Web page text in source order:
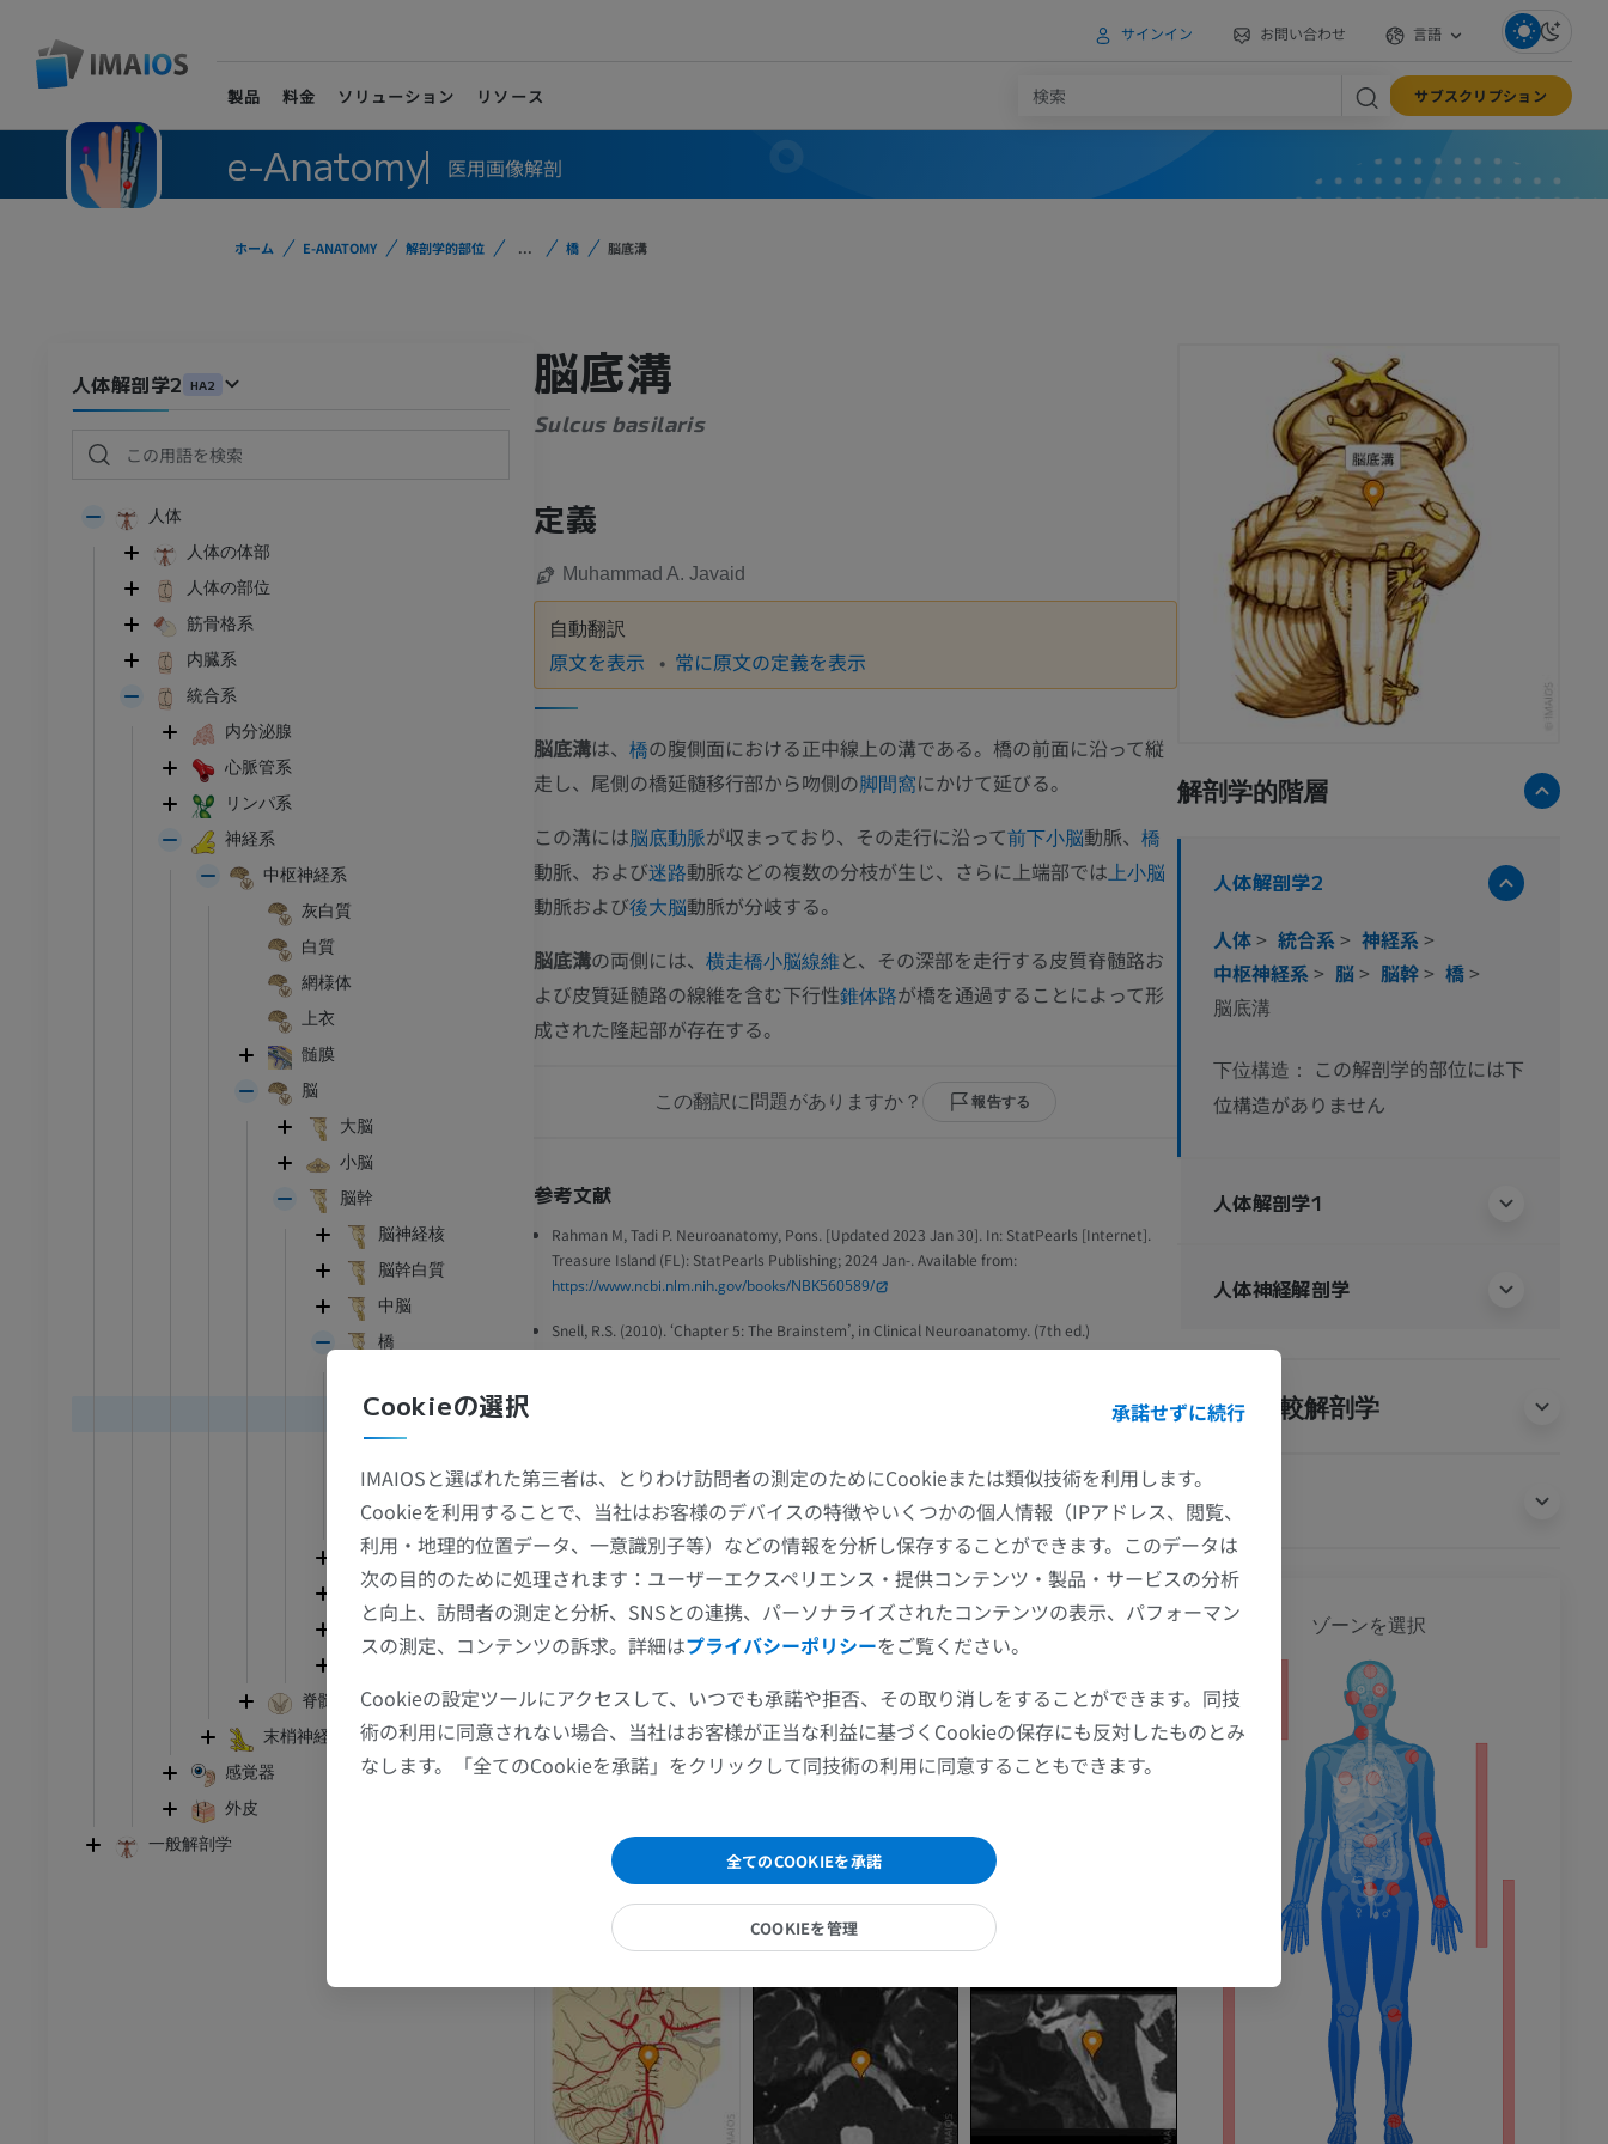
サインイン お問い合わせ 言語
製品 料金 ソリューション リソース サブスクリプション
e-Anatomy 医用画像解剖
ホーム E-ANATOMY 解剖学的部位 ... 橋 脳底溝
人体解剖学2 HA2
人体
人体の体部
人体の部位
筋骨格系
内臓系
統合系
内分泌腺
心脈管系
リンパ系
神経系
中枢神経系
灰白質
白質
網様体
上衣
髄膜
脳
大脳
小脳
脳幹
脳神経核
脳幹白質
中脳
橋
脳底溝
橋底部
橋被蓋
第四脳室
菱形窩
第四脳室蓋
脊髄
末梢神経系
感覚器
外皮
一般解剖学
脳底溝
Sulcus basilaris
定義
Muhammad A. Javaid
自動翻訳
原文を表示 常に原文の定義を表示
脳底溝は、 橋の腹側面における正中線上の溝である。橋の前面に沿って縦
走し、尾側の橋延髄移行部から吻側の脚間窩にかけて延びる。
この溝には脳底動脈が収まっており、その走行に沿って前下小脳動脈、 橋
動脈、および迷路動脈などの複数の分枝が生じ、さらに上端部では上小脳
動脈および後大脳動脈が分岐する。
脳底溝の両側には、 横走橋小脳線維と、その深部を走行する皮質脊髄路お
よび皮質延髄路の線維を含む下行性錐体路が橋を通過することによって形
成された隆起部が存在する。
この翻訳に問題がありますか？ 報告する
参考文献
Rahman M, Tadi P. Neuroanatomy, Pons. [Updated 2023 Jan 30]. In: StatPearls [Internet].
Treasure Island (FL): StatPearls Publishing; 2024 Jan-. Available from:
https://www.ncbi.nlm.nih.gov/books/NBK560589/
Snell, R.S. (2010). ‘Chapter 5: The Brainstem’, in Clinical Neuroanatomy. (7th ed.)
Philadelphia: Wolters Kluwer Health/Lippincott Williams & Wilkins, pp. 206.
解剖学的階層
人体解剖学2
人体> 統合系> 神経系>
中枢神経系> 脳> 脳幹> 橋>
脳底溝
下位構造：
この解剖学的部位には下
位構造がありません
人体解剖学1
人体神経解剖学
動物の比較解剖学
翻訳
足根MRI
MRI
プレミアム
上肢
MRI
プレミアム
MRI
プレミアム
手関節MRI
プレミアム
肘関節MRI
MRI
下肢
イラストレーション
プレミアム
X線画像
無料
下肢MRI
プレミアム
MRI
ゾーンを選択
Cookieの選択 承諾せずに続行
IMAIOSと選ばれた第三者は、とりわけ訪問者の測定のためにCookieまたは類似技術を利用します。
Cookieを利用することで、当社はお客様のデバイスの特徴やいくつかの個人情報（IPアドレス、閲覧、
利用・地理的位置データ、一意識別子等）などの情報を分析し保存することができます。このデータは
次の目的のために処理されます：ユーザーエクスペリエンス・提供コンテンツ・製品・サービスの分析
と向上、訪問者の測定と分析、SNSとの連携、パーソナライズされたコンテンツの表示、パフォーマン
スの測定、コンテンツの訴求。詳細はプライバシーポリシーをご覧ください。
Cookieの設定ツールにアクセスして、いつでも承諾や拒否、その取り消しをすることができます。同技
術の利用に同意されない場合、当社はお客様が正当な利益に基づくCookieの保存にも反対したものとみ
なします。「全てのCookieを承諾」をクリックして同技術の利用に同意することもできます。
全てのCOOKIEを承諾
COOKIEを管理